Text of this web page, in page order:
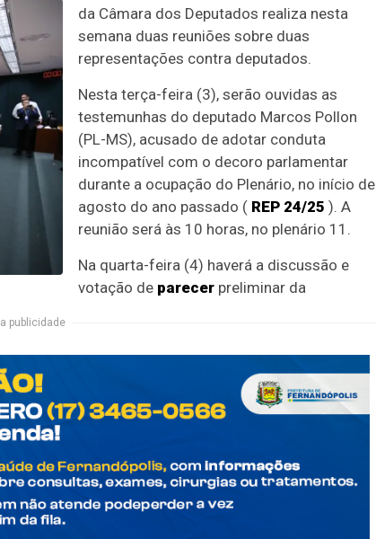
da Câmara dos Deputados realiza nesta
semana duas reuniões sobre duas
representações contra deputados.
Nesta terça-feira (3), serão ouvidas as
testemunhas do deputado Marcos Pollon
(PL-MS), acusado de adotar conduta
incompatível com o decoro parlamentar
durante a ocupação do Plenário, no início de
agosto do ano passado ( REP 24/25 ). A
reunião será às 10 horas, no plenário 11.
publicidade
Na quarta-feira (4) haverá a discussão e
votação de parecer preliminar da